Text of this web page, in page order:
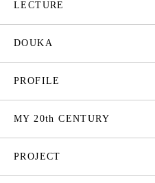
LECTURE
DOUKA
PROFILE
MY 20th CENTURY
PROJECT